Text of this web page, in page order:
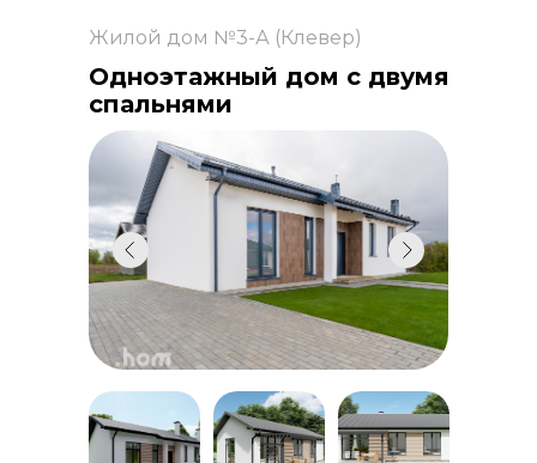
Жилой дом №3-А (Клевер)
Одноэтажный дом с двумя
спальнями